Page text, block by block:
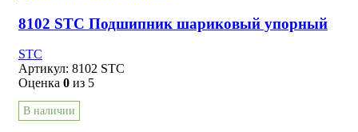
8102 STC Подшипник шариковый упорный
STC
Артикул: 8102 STC
Оценка 0 из 5
В наличии